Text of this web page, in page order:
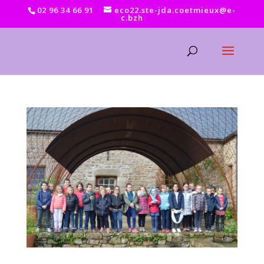
02 96 34 66 91 eco22.ste-jda.coetmieux@e-
c.bzh